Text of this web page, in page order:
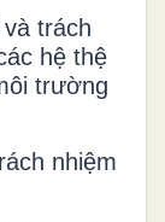
trách
hệ thệ
trường
nhiệm